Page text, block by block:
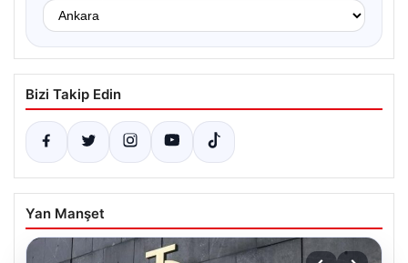
Bizi Takip Edin
Yan Manşet